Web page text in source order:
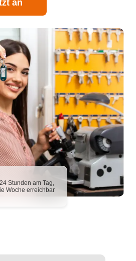
Stunden am Tag,
Woche erreichbar
an